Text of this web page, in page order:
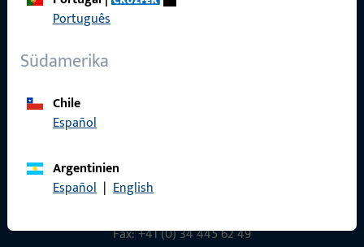
Português
Südamerika
Chile
Español
Argentinien
Español | English
Fax: +41 (0) 34 445 62 49